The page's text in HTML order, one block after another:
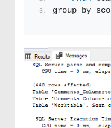
group by